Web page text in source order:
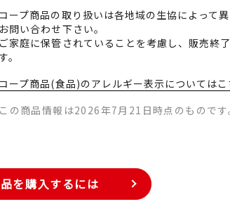
コープ商品の取り扱いは各地域の生協によって
お問い合わせ下さい。
ご家庭に保管されていることを考慮し、販売終
。
コープ商品(食品)のアレルギー表示についてはこ
この商品情報は2026年7月21日時点のものです
を購入するには